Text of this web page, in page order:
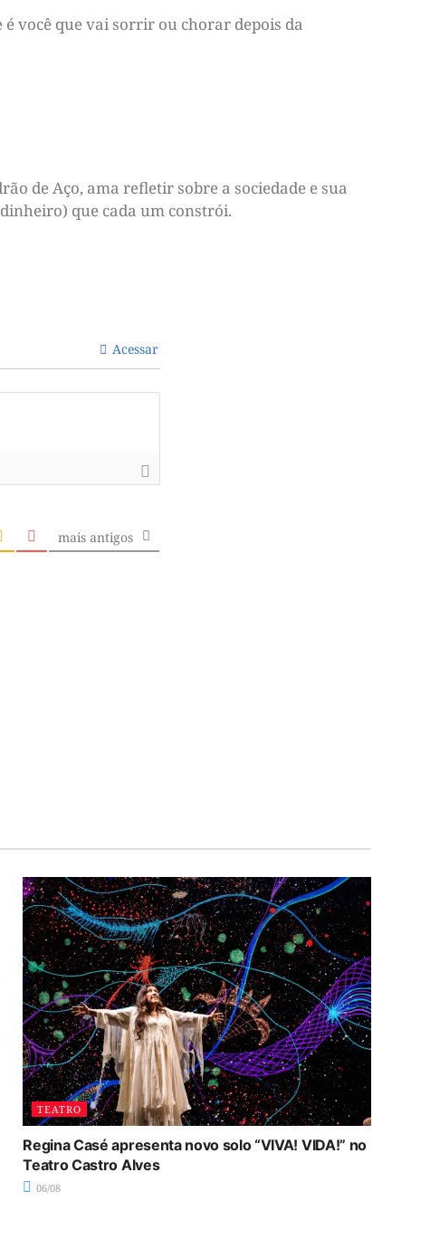
é você que vai sorrir ou chorar depois da
de Aço, ama refletir sobre a sociedade e sua
que cada um constrói.
Acessar
mais antigos
TEATRO
Regina Casé apresenta novo solo “VIVA! VIDA!” no
Teatro Castro Alves
06/08